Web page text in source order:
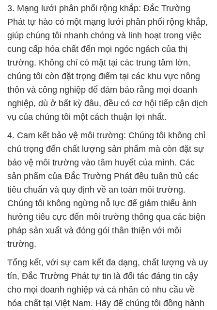
3. Mạng lưới phân phối rộng khắp: Đắc Trường
Phát tự hào có một mạng lưới phân phối rộng khắp,
giúp chúng tôi nhanh chóng và linh hoạt trong việc
cung cấp hóa chất đến mọi ngóc ngách của thị
trường. Không chỉ có mặt tại các trung tâm lớn,
chúng tôi còn đặt trọng điểm tại các khu vực nông
thôn và công nghiệp để đảm bảo rằng mọi doanh
nghiệp, dù ở bất kỳ đâu, đều có cơ hội tiếp cận dịch
vụ của chúng tôi một cách thuận lợi nhất.
4. Cam kết bảo vệ môi trường: Chúng tôi không chỉ
chú trọng đến chất lượng sản phẩm mà còn đặt sự
bảo vệ môi trường vào tâm huyết của mình. Các
sản phẩm của Đắc Trường Phát đều tuân thủ các
tiêu chuẩn và quy định về an toàn môi trường.
Chúng tôi không ngừng nỗ lực để giảm thiểu ảnh
hưởng tiêu cực đến môi trường thông qua các biện
pháp sản xuất và đóng gói thân thiện với môi
trường.
Tổng kết, với sự cam kết đa dạng, chất lượng và uy
tín, Đắc Trường Phát tự tin là đối tác đáng tin cậy
cho mọi doanh nghiệp và cá nhân có nhu cầu về
hóa chất tại Việt Nam. Hãy để chúng tôi đồng hành